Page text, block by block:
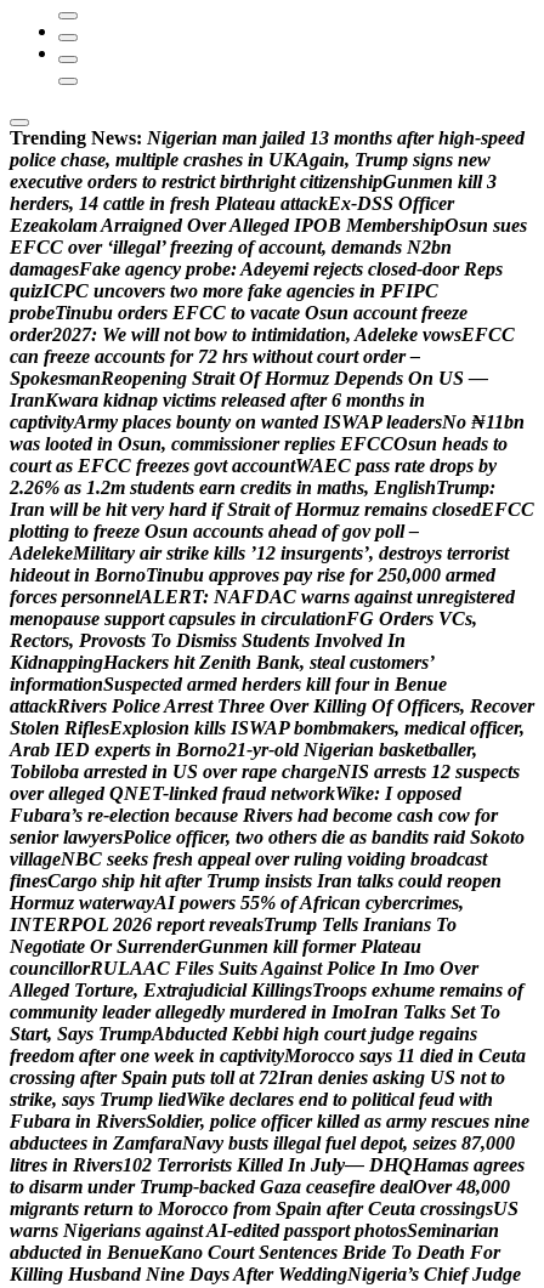
Trending News: Nigerian man jailed 13 months after high-speed
police chase, multiple crashes in UKAgain, Trump signs new
executive orders to restrict birthright citizenshipGunmen kill 3
herders, 14 cattle in fresh Plateau attackEx-DSS Officer
EzeakolamArraigned OverAlleged IPOB MembershipOsun sues
EFCC over ‘illegal’ freezing of account, demands N2bn
damagesFake agency probe:Adeyemi rejects closed-door Reps
quizICPC uncovers two more fake agencies in PFIPC
probeTinubu orders EFCC to vacate Osun account freeze
order2027: We will not bow to intimidation, Adeleke vowsEFCC
can freeze accounts for 72 hrs without court order –
SpokesmanReopening Strait Of Hormuz Depends On US —
IranKwara kidnap victims released after 6 months in
captivityArmy places bounty on wanted ISWAP leadersNo ₦11bn
was looted in Osun, commissioner replies EFCCOsun heads to
court as EFCC freezes govt accountWAEC pass rate drops by
2.26% as 1.2m students earn credits in maths, EnglishTrump:
Iran will be hit very hard if Strait of Hormuz remains closedEFCC
plotting to freeze Osun accounts ahead of gov poll –
AdelekeMilitary air strike kills ’12 insurgents’, destroys terrorist
hideout in BornoTinubu approves pay rise for 250,000 armed
forces personnelALERT: NAFDAC warns against unregistered
menopause support capsules in circulationFG Orders VCs,
Rectors, Provosts To Dismiss Students Involved In
KidnappingHackers hit Zenith Bank, steal customers’
informationSuspected armed herders kill four in Benue
attackRivers PoliceArrest Three Over Killing Of Officers, Recover
Stolen RiflesExplosion kills ISWAP bombmakers, medical officer,
Arab IED experts in Borno21-yr-old Nigerian basketballer,
Tobiloba arrested in US over rape chargeNIS arrests 12 suspects
over alleged QNET-linked fraud networkWike: I opposed
Fubara’s re-election because Rivers had become cash cow for
senior lawyersPolice officer, two others die as bandits raid Sokoto
villageNBC seeks fresh appeal over ruling voiding broadcast
finesCargo ship hit after Trump insists Iran talks could reopen
Hormuz waterwayAI powers 55% ofAfrican cybercrimes,
INTERPOL 2026 report revealsTrump Tells Iranians To
Negotiate Or SurrenderGunmen kill former Plateau
councillorRULAAC Files SuitsAgainst Police In Imo Over
Alleged Torture, Extrajudicial KillingsTroops exhume remains of
community leader allegedly murdered in ImoIran Talks Set To
Start, Says TrumpAbducted Kebbi high court judge regains
freedom after one week in captivityMorocco says 11 died in Ceuta
crossing after Spain puts toll at 72Iran denies asking US not to
strike, says Trump liedWike declares end to political feud with
Fubara in RiversSoldier, police officer killed as army rescues nine
abductees in ZamfaraNavy busts illegal fuel depot, seizes 87,000
litres in Rivers102 Terrorists Killed In July— DHQHamas agrees
to disarm under Trump-backed Gaza ceasefire dealOver 48,000
migrants return to Morocco from Spain after Ceuta crossingsUS
warns Nigerians againstAI-edited passport photosSeminarian
abducted in BenueKano Court Sentences Bride To Death For
Killing Husband Nine DaysAfter WeddingNigeria’s Chief Judge